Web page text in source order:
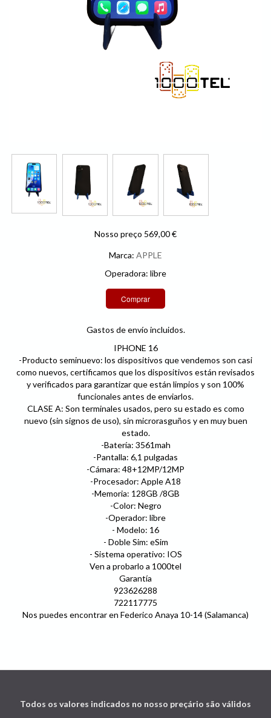
Nosso preço 569,00 €
Marca: APPLE
Operadora: libre
Gastos de envío incluidos.
IPHONE 16
-Producto seminuevo: los dispositivos que vendemos son casi
como nuevos, certificamos que los dispositivos están revisados
y verificados para garantizar que están limpios y son 100%
funcionales antes de enviarlos.
CLASE A: Son terminales usados, pero su estado es como
nuevo (sin signos de uso), sin microrasguños y en muy buen
estado.
-Batería: 3561mah
-Pantalla: 6,1 pulgadas
-Cámara: 48+12MP/12MP
-Procesador: Apple A18
-Memoria: 128GB /8GB
-Color: Negro
-Operador: libre
- Modelo: 16
- Doble Sim: eSim
- Sistema operativo: IOS
Ven a probarlo a 1000tel
Garantía
923626288
722117775
Nos puedes encontrar en Federico Anaya 10-14 (Salamanca)
Todos os valores indicados no nosso preçário são válidos